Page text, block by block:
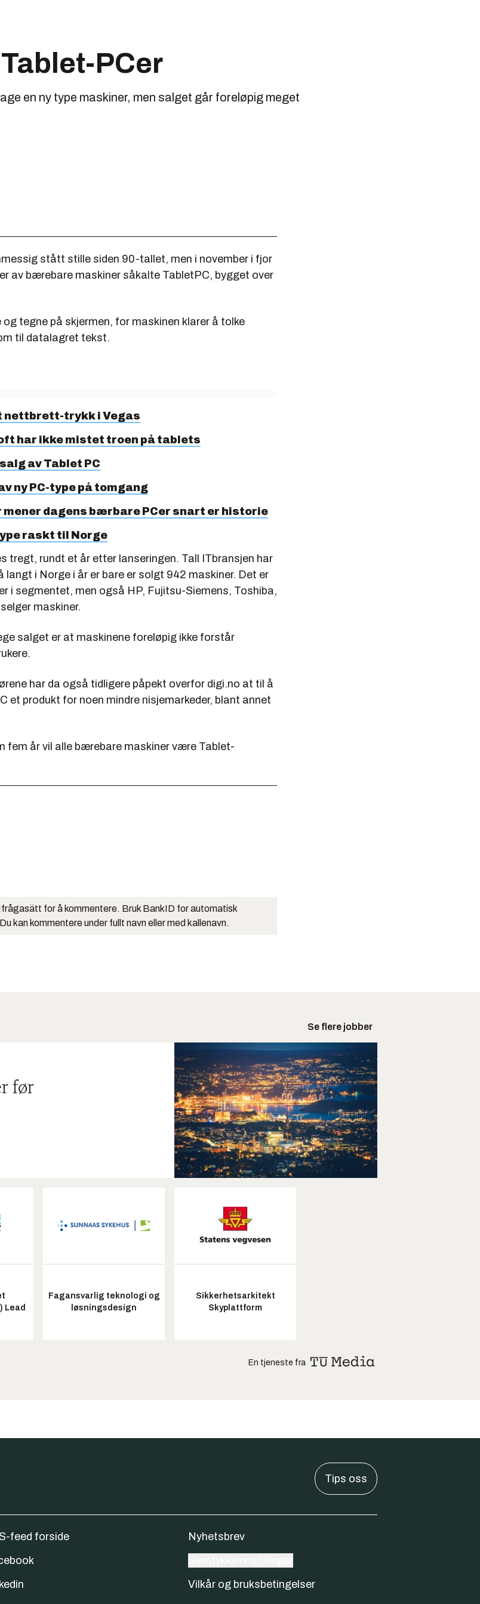
PCer
en ny type maskiner, men salget går foreløpig meget
stått stille siden 90-tallet, men i november i fjor
av bærebare maskiner såkalte TabletPC, bygget over
og tegne på skjermen, for maskinen klarer å tolke
til datalagret tekst.
nettbrett-trykk i Vegas
har ikke mistet troen på tablets
av Tablet PC
ny PC-type på tomgang
mener dagens bærbare PCer snart er historie
raskt til Norge
tregt, rundt et år etter lanseringen. Tall ITbransjen har
langt i Norge i år er bare er solgt 942 maskiner. Det er
i segmentet, men også HP, Fujitsu-Siemens, Toshiba,
maskiner.
salget er at maskinene foreløpig ikke forstår
har da også tidligere påpekt overfor digi.no at til å
et produkt for noen mindre nisjemarkeder, blant annet
fem år vil alle bærebare maskiner være Tablet-
for å kommentere. Bruk BankID for automatisk
kan kommentere under fullt navn eller med kallenavn.
Se flere jobber
før
Lead
Fagansvarlig teknologi og
løsningsdesign
Sikkerhetsarkitekt
Skyplattform
En tjeneste fra
Tips oss
feed forside
Nyhetsbrev
Vilkår og bruksbetingelser